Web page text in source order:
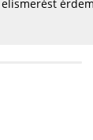
elismerést
kapcsolatban